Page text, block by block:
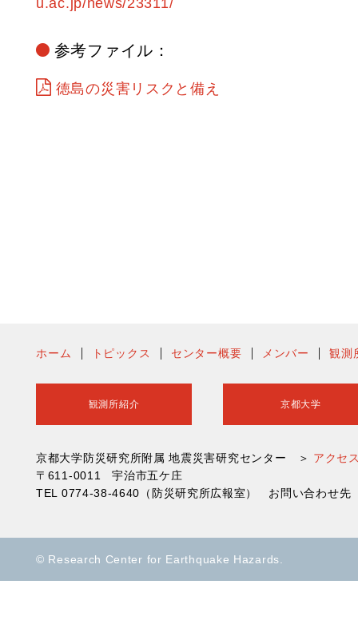
参考ファイル：
徳島の災害リスクと備え
ホーム トピックス センター概要 メンバー 観測
観測所紹介 京都大学
京都大学防災研究所附属 地震災害研究センター ＞ アクセ
〒611-0011 宇治市五ケ庄
TEL 0774-38-4640（防災研究所広報室） お問い合わせ先
© Research Center for Earthquake Hazards.